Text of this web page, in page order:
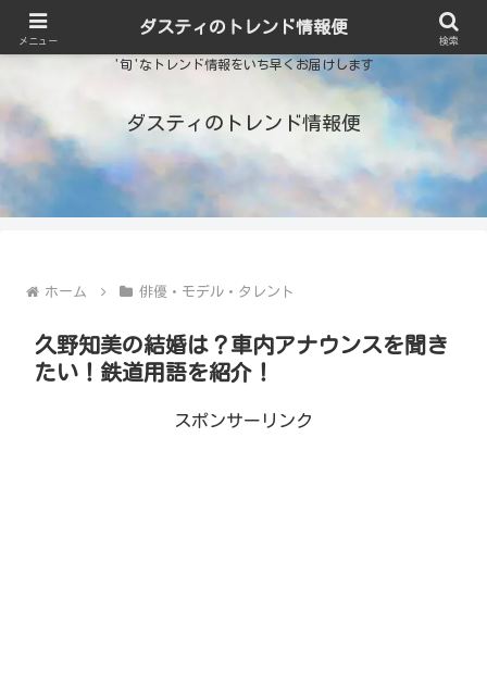
'旬'なトレンド情報をいち早くお届けします
ダスティのトレンド情報便
ホーム 俳優・モデル・タレント
久野知美の結婚は？車内アナウンスを聞き
たい！鉄道用語を紹介！
スポンサーリンク
メニュー
ダスティのトレンド情報便
検索